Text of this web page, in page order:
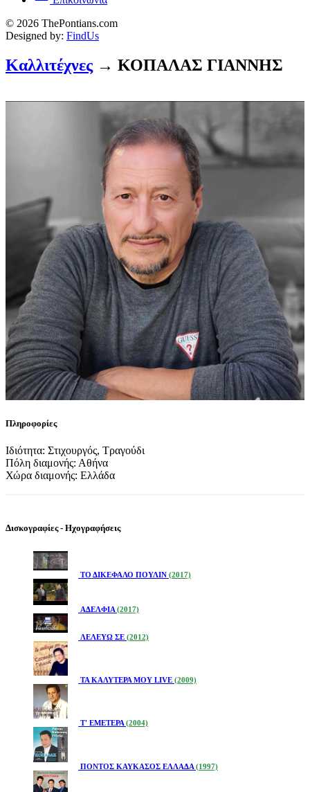
© 2026 ThePontians.com
Designed by: FindUs
Καλλιτέχνες → ΚΟΠΑΛΑΣ ΓΙΑΝΝΗΣ
Πληροφορίες
Ιδιότητα: Στιχουργός, Τραγούδι
Πόλη διαμονής: Αθήνα
Χώρα διαμονής: Ελλάδα
Δισκογραφίες - Ηχογραφήσεις
ΤΟ ΔΙΚΕΦΑΛΟ ΠΟΥΛΙΝ (2017)
ΑΔΕΛΦΙΑ (2017)
ΛΕΛΕΥΩ ΣΕ (2012)
ΤΑ ΚΑΛΥΤΕΡΑ ΜΟΥ LIVE (2009)
Τ' ΕΜΕΤΕΡΑ (2004)
ΠΟΝΤΟΣ ΚΑΥΚΑΣΟΣ ΕΛΛΑΔΑ (1997)